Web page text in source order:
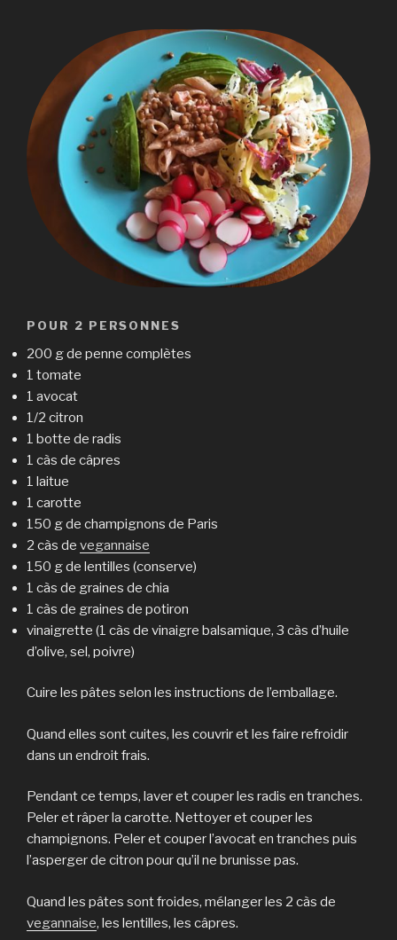
POUR 2 PERSONNES
200 g de penne complètes
1 tomate
1 avocat
1/2 citron
1 botte de radis
1 càs de câpres
1 laitue
1 carotte
150 g de champignons de Paris
2 càs de vegannaise
150 g de lentilles (conserve)
1 càs de graines de chia
1 càs de graines de potiron
vinaigrette (1 càs de vinaigre balsamique, 3 càs d’huile
d’olive, sel, poivre)
Cuire les pâtes selon les instructions de l’emballage.
Quand elles sont cuites, les couvrir et les faire refroidir
dans un endroit frais.
Pendant ce temps, laver et couper les radis en tranches.
Peler et râper la carotte. Nettoyer et couper les
champignons. Peler et couper l’avocat en tranches puis
l’asperger de citron pour qu’il ne brunisse pas.
Quand les pâtes sont froides, mélanger les 2 càs de
vegannaise, les lentilles, les câpres.